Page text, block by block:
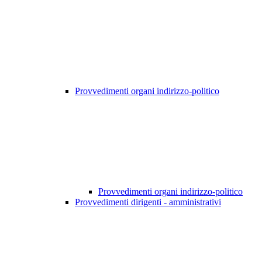
Provvedimenti organi indirizzo-politico
Provvedimenti organi indirizzo-politico
Provvedimenti dirigenti - amministrativi